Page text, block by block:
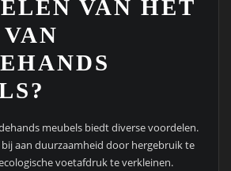
VAN HET
meubels biedt diverse voordelen.
aan duurzaamheid door hergebruik te
voetafdruk te verkleinen.